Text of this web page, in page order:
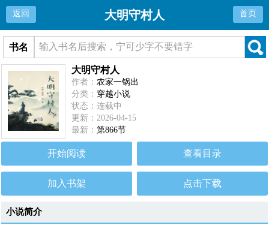
返回 大明守村人 首页
书名
大明守村人
作者：农家一锅出
分类： 穿越小说
状态：连载中
更新：2026-04-15
最新：第866节
开始阅读 查看目录
加入书架 点击下载
小说简介